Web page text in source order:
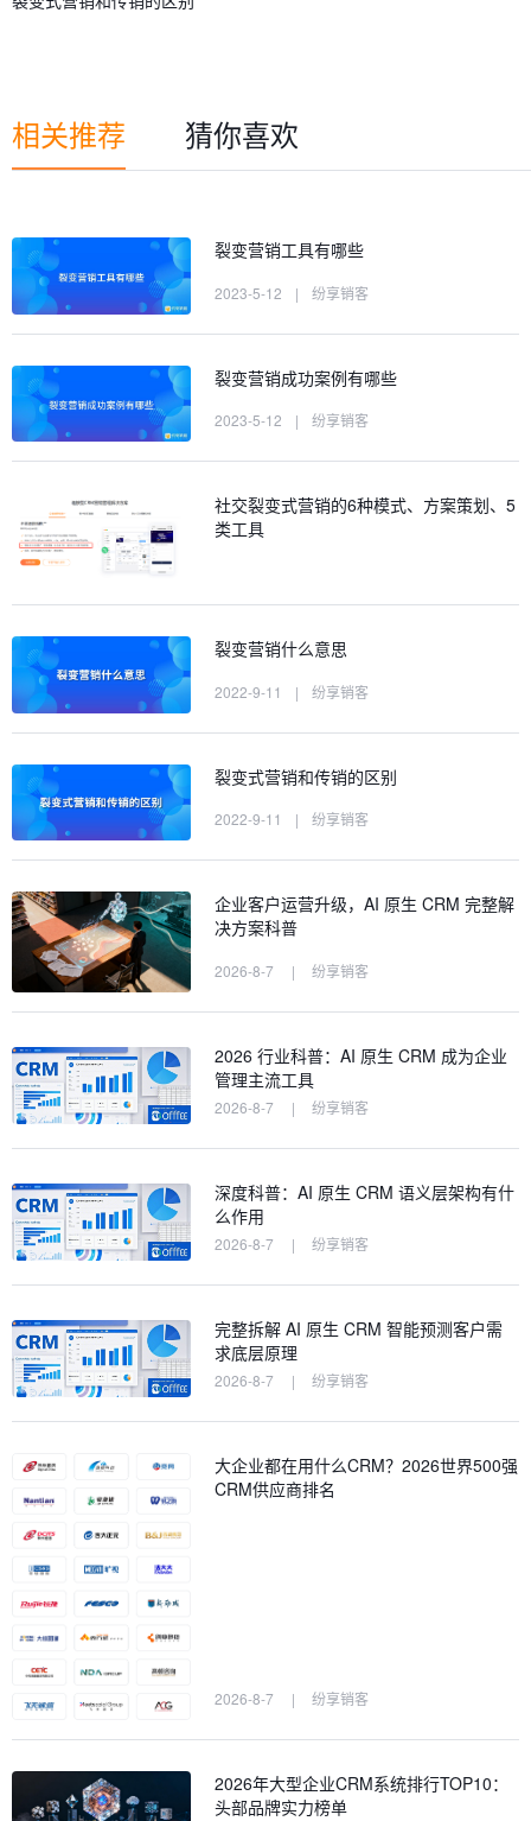
相关推荐 猜你喜欢
裂变营销工具有哪些
2023-5-12 | 纷享销客
裂变营销成功案例有哪些
2023-5-12 | 纷享销客
社交裂变式营销的6种模式、方案策划、5
类工具
裂变营销什么意思
2022-9-11 | 纷享销客
裂变式营销和传销的区别
2022-9-11 | 纷享销客
企业客户运营升级，AI 原生 CRM 完整解
决方案科普
2026-8-7 | 纷享销客
2026 行业科普：AI 原生 CRM 成为企业
管理主流工具
2026-8-7 | 纷享销客
深度科普：AI 原生 CRM 语义层架构有什
么作用
2026-8-7 | 纷享销客
完整拆解 AI 原生 CRM 智能预测客户需
求底层原理
2026-8-7 | 纷享销客
大企业都在用什么CRM？2026世界500强
CRM供应商排名
2026-8-7 | 纷享销客
2026年大型企业CRM系统排行TOP10：
头部品牌实力榜单